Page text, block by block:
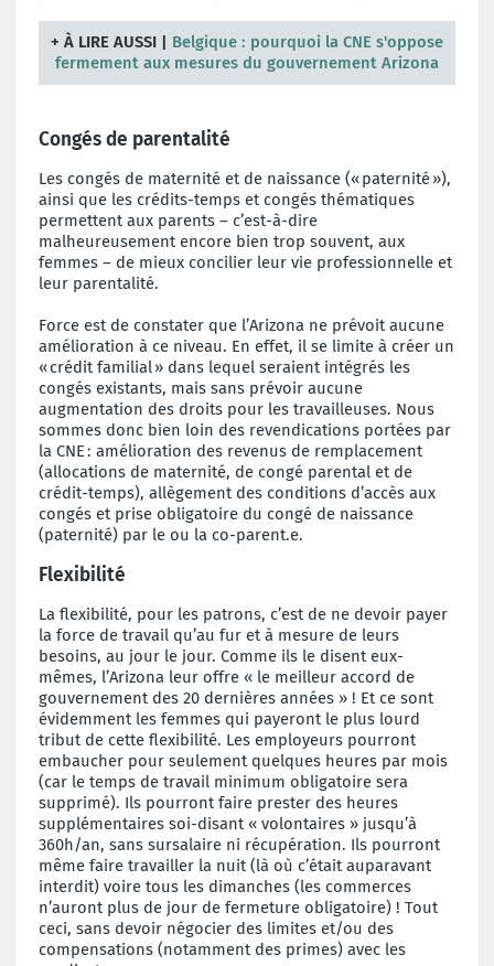
+ À LIRE AUSSI | Belgique : pourquoi la CNE s'oppose
fermement aux mesures du gouvernement Arizona
Congés de parentalité
Les congés de maternité et de naissance (« paternité »),
ainsi que les crédits-temps et congés thématiques
permettent aux parents – c’est-à-dire
malheureusement encore bien trop souvent, aux
femmes – de mieux concilier leur vie professionnelle et
leur parentalité.
Force est de constater que l’Arizona ne prévoit aucune
amélioration à ce niveau. En effet, il se limite à créer un
« crédit familial » dans lequel seraient intégrés les
congés existants, mais sans prévoir aucune
augmentation des droits pour les travailleuses. Nous
sommes donc bien loin des revendications portées par
la CNE : amélioration des revenus de remplacement
(allocations de maternité, de congé parental et de
crédit-temps), allègement des conditions d’accès aux
congés et prise obligatoire du congé de naissance
(paternité) par le ou la co-parent.e.
Flexibilité
La flexibilité, pour les patrons, c’est de ne devoir payer
la force de travail qu’au fur et à mesure de leurs
besoins, au jour le jour. Comme ils le disent eux-
mêmes, l’Arizona leur offre « le meilleur accord de
gouvernement des 20 dernières années » ! Et ce sont
évidemment les femmes qui payeront le plus lourd
tribut de cette flexibilité. Les employeurs pourront
embaucher pour seulement quelques heures par mois
(car le temps de travail minimum obligatoire sera
supprimé). Ils pourront faire prester des heures
supplémentaires soi-disant « volontaires » jusqu’à
360h/an, sans sursalaire ni récupération. Ils pourront
même faire travailler la nuit (là où c’était auparavant
interdit) voire tous les dimanches (les commerces
n’auront plus de jour de fermeture obligatoire) ! Tout
ceci, sans devoir négocier des limites et/ou des
compensations (notamment des primes) avec les